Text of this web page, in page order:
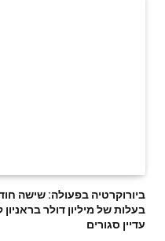
ביורוקרטיה בפעולה: שישה
בעלות של מיליון דולר
עדיין סגורים